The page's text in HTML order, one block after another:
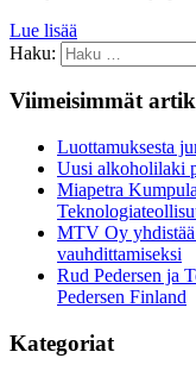
Lue lisää
Haku:
Viimeisimmät
Luottamuksesta
Uusi alkoholilaki
Miapetra
MTV Oy yhdistää
vauhdittamiseksi
Rud Pedersen ja
Pedersen Finland
Kategoriat